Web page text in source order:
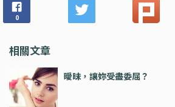
0
相關文章
曖昧，讓妳受盡委屈？